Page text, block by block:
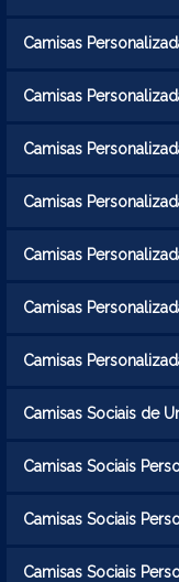
Camisas
Camisas
Camisas
Camisas
Camisas
Camisas
Camisas
Camisas Sociais de
Camisas Sociais
Camisas Sociais
Camisas Sociais